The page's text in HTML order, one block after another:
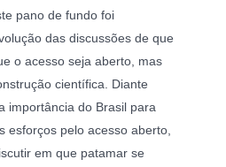
pano de fundo foi
das discussões de que
o acesso seja aberto, mas
científica. Diante
importância do Brasil para
esforços pelo acesso aberto,
em que patamar se